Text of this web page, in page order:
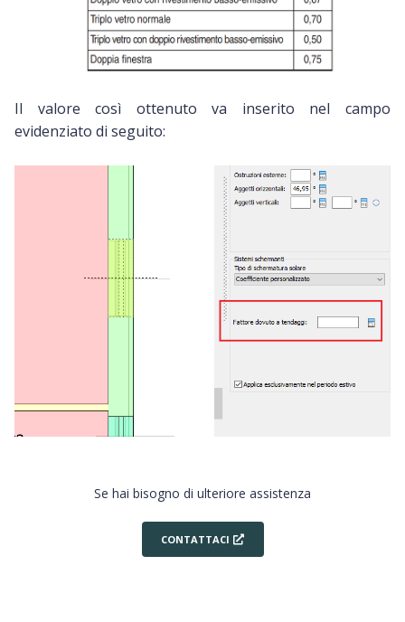
Il valore così ottenuto va inserito nel campo
evidenziato di seguito:
Se hai bisogno di ulteriore assistenza
CONTATTACI